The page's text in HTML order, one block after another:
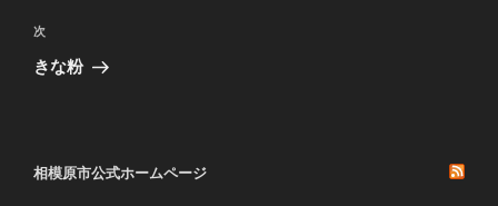
ビ
ゲ
ン
稿
次
の
次
きな粉
相模原市公式ホームページ